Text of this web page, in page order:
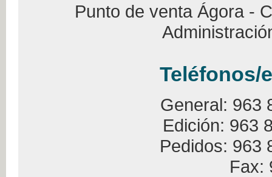
Punto de venta Ágora -
Teléfonos/
General: 963
Edición: 963
Pedidos: 963
Fax: